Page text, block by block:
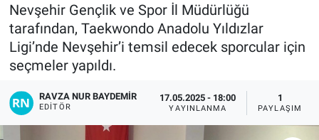
Nevşehir Gençlik ve Spor İl Müdürlüğü
tarafından, Taekwondo Anadolu Yıldızlar
Ligi’nde Nevşehir’i temsil edecek sporcular için
seçmeler yapıldı.
RAVZA NUR BAYDEMIR
EDITÖR
17.05.2025 - 18:00
YAYINLANMA
1
PAYLAŞIM
Ekonomi
Kapadokya
Turizm
Kültür - Sanat
Tüm Manşetler
Son Dakika Haberleri
Haber Arşivi